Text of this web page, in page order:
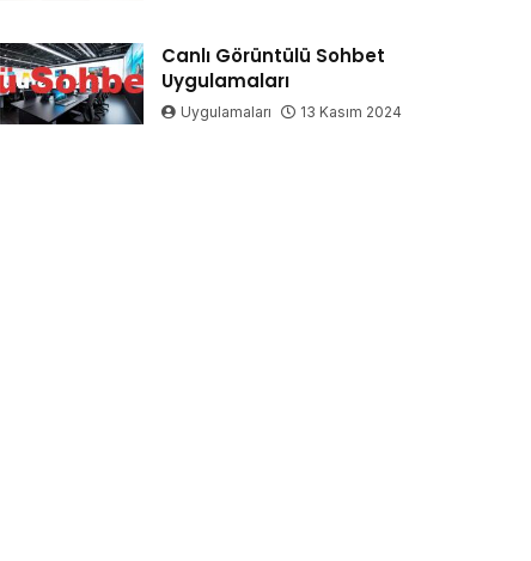
Canlı Görüntülü Sohbet
Uygulamaları
Uygulamaları 13 Kasım 2024